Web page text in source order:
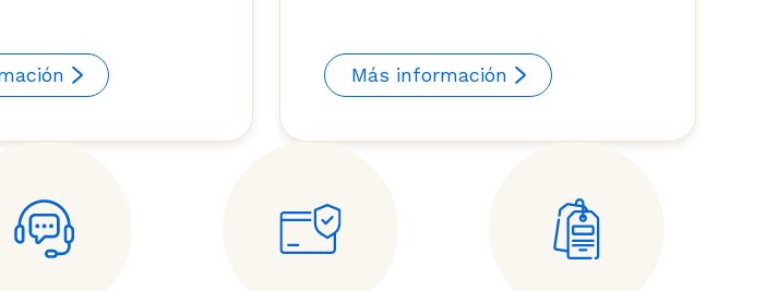
Más información